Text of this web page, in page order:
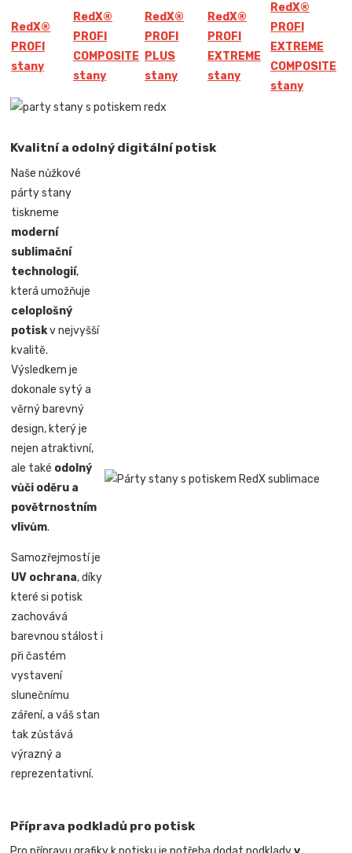
RedX®
PROFI
stany
RedX®
PROFI
COMPOSITE
stany
RedX®
PROFI
PLUS
stany
RedX®
PROFI
EXTREME
stany
RedX®
PROFI
EXTREME
COMPOSITE
stany
Kvalitní a odolný digitální potisk
Naše nůžkové
párty stany
tiskneme
moderní
sublimační
technologií,
která umožňuje
celoplošný
potiskv nejvyšší
kvalitě.
Výsledkem je
dokonale sytý a
věrný barevný
design, který je
nejen atraktivní,
ale také odolný
vůči oděru a
povětrnostním
vlivům.
Samozřejmostí je
UV ochrana, díky
které si potisk
zachovává
barevnou stálost i
při častém
vystavení
slunečnímu
záření, a váš stan
tak zůstává
výrazný a
reprezentativní.
Příprava podkladů pro potisk